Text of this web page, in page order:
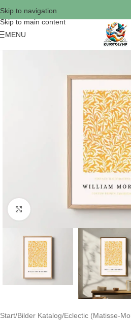
Skip to navigation
Skip to main content
MENU
Click to enlarge
Start/Bilder Katalog/Eclectic (Matisse-